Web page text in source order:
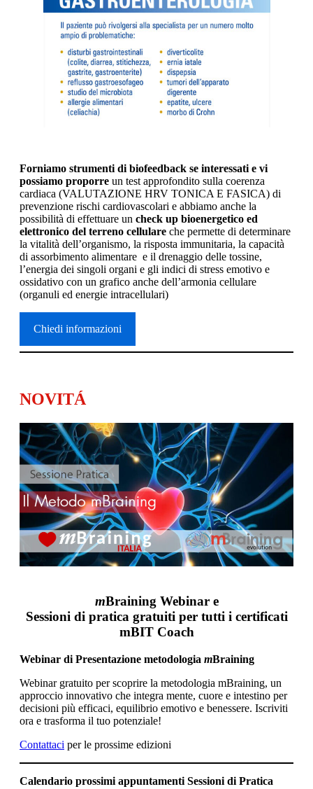
Forniamo strumenti di biofeedback se interessati e vi
possiamo proporre un test approfondito sulla coerenza
cardiaca (VALUTAZIONE HRV TONICA E FASICA) di
prevenzione rischi cardiovascolari e abbiamo anche la
possibilità di effettuare un check up bioenergetico ed
elettronico del terreno cellulare che permette di determinare
la vitalità dell’organismo, la risposta immunitaria, la capacità
di assorbimento alimentare e il drenaggio delle tossine,
l’energia dei singoli organi e gli indici di stress emotivo e
ossidativo con un grafico anche dell’armonia cellulare
(organuli ed energie intracellulari)
Chiedi informazioni
NOVITÁ
mBraining Webinar e
Sessioni di pratica gratuiti per tutti i certificati
mBIT Coach
Webinar di Presentazione metodologia mBraining
Webinar gratuito per scoprire la metodologia mBraining, un
approccio innovativo che integra mente, cuore e intestino per
decisioni più efficaci, equilibrio emotivo e benessere. Iscriviti
ora e trasforma il tuo potenziale!
Contattaci per le prossime edizioni
Calendario prossimi appuntamenti Sessioni di Pratica